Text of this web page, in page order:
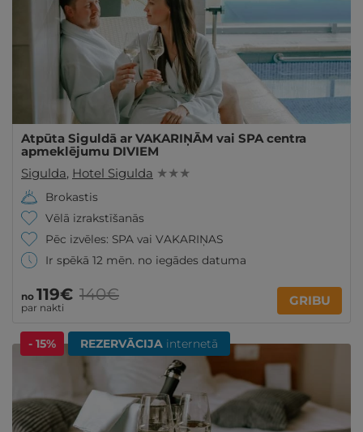
Atpūta Siguldā ar VAKARIŅĀM vai SPA centra
apmeklējumu DIVIEM
Sigulda, Hotel Sigulda ★ ★ ★
Brokastis
Vēlā izrakstīšanās
Pēc izvēles: SPA vai VAKARIŅAS
Ir spēkā 12 mēn. no iegādes datuma
no 119€
par nakti
140€ GRIBU
- 15% REZERVĀCIJA internetā